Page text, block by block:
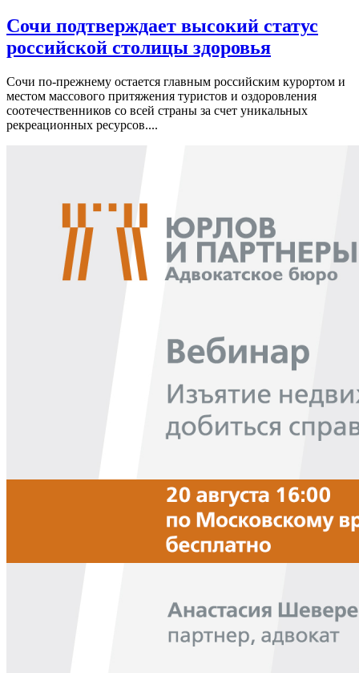
Сочи подтверждает высокий статус
российской столицы здоровья
Сочи по-прежнему остается главным российским курортом и
местом массового притяжения туристов и оздоровления
соотечественников со всей страны за счет уникальных
рекреационных ресурсов....